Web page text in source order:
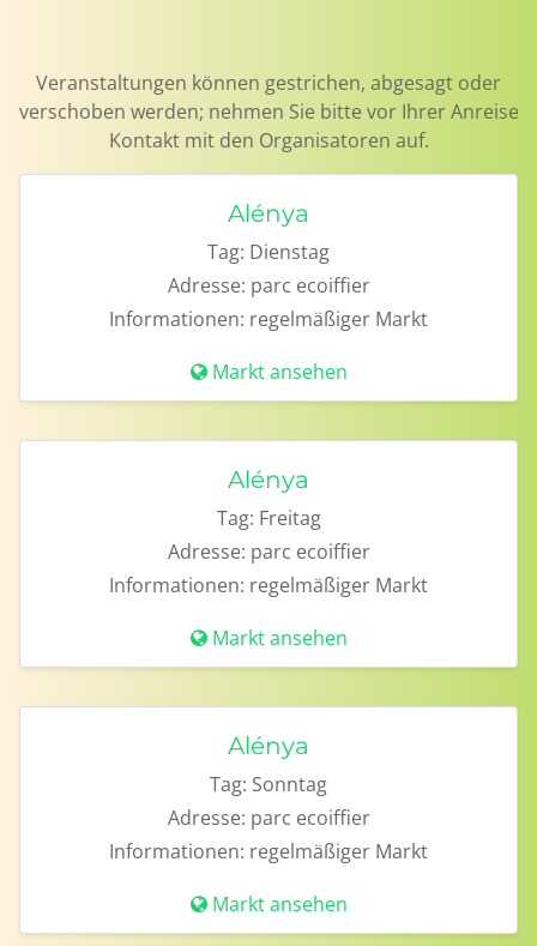
Veranstaltungen können gestrichen, abgesagt oder
verschoben werden; nehmen Sie bitte vor Ihrer Anreise
Kontakt mit den Organisatoren auf.
Alénya
Tag: Dienstag
Adresse: parc ecoiffier
Informationen: regelmäßiger Markt
Markt ansehen
Alénya
Tag: Freitag
Adresse: parc ecoiffier
Informationen: regelmäßiger Markt
Markt ansehen
Alénya
Tag: Sonntag
Adresse: parc ecoiffier
Informationen: regelmäßiger Markt
Markt ansehen